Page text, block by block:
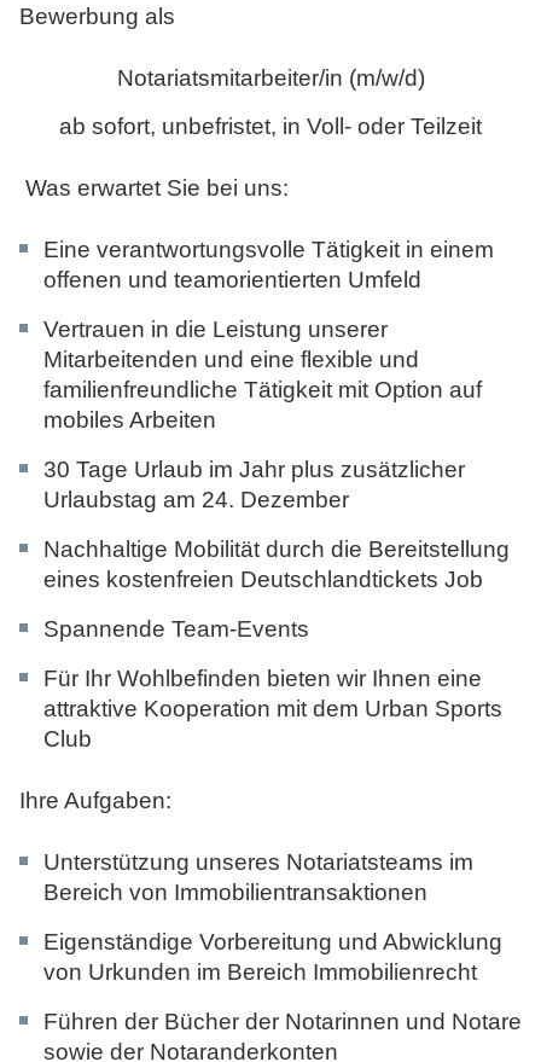
Bewerbung als
Notariatsmitarbeiter/in (m/w/d)
ab sofort, unbefristet, in Voll- oder Teilzeit
Was erwartet Sie bei uns:
Eine verantwortungsvolle Tätigkeit in einem
offenen und teamorientierten Umfeld
Vertrauen in die Leistung unserer
Mitarbeitenden und eine flexible und
familienfreundliche Tätigkeit mit Option auf
mobiles Arbeiten
30 Tage Urlaub im Jahr plus zusätzlicher
Urlaubstag am 24. Dezember
Nachhaltige Mobilität durch die Bereitstellung
eines kostenfreien Deutschlandtickets Job
Spannende Team-Events
Für Ihr Wohlbefinden bieten wir Ihnen eine
attraktive Kooperation mit dem Urban Sports
Club
Ihre Aufgaben:
Unterstützung unseres Notariatsteams im
Bereich von Immobilientransaktionen
Eigenständige Vorbereitung und Abwicklung
von Urkunden im Bereich Immobilienrecht
Führen der Bücher der Notarinnen und Notare
sowie der Notaranderkonten